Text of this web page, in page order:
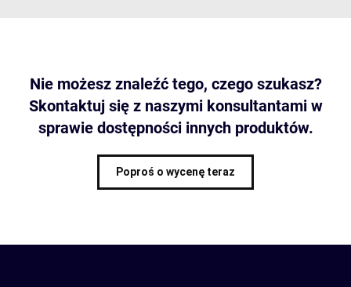
Nie możesz znaleźć tego, czego szukasz?
Skontaktuj się z naszymi konsultantami w
sprawie dostępności innych produktów.
Poproś o wycenę teraz